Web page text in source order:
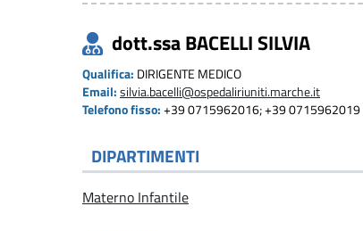
dott.ssa BACELLI SILVIA
Qualifica: DIRIGENTE MEDICO
Email: silvia.bacelli@ospedaliriuniti.marche.it
Telefono fisso: +39 0715962016; +39 0715962019
DIPARTIMENTI
Materno Infantile